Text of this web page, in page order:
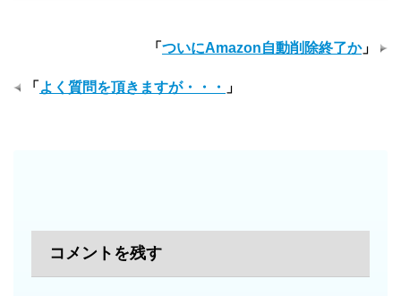
「 ついにAmazon自動削除終了か」
「 よく質問を頂きますが・・・ 」
コメントを残す